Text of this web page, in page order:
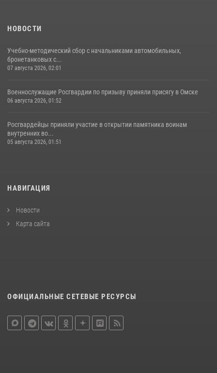
НОВОСТИ
Учебно-методический сбор с начальниками автомобильных,
бронетанковых с...
07 августа 2026, 02:01
Военнослужащие Росгвардии по призыву приняли присягу в Омске
06 августа 2026, 01:52
Росгвардейцы приняли участие в открытии памятника воинам
внутренних во...
05 августа 2026, 01:51
НАВИГАЦИЯ
Новости
Карта сайта
ОФИЦИАЛЬНЫЕ СЕТЕВЫЕ РЕСУРСЫ